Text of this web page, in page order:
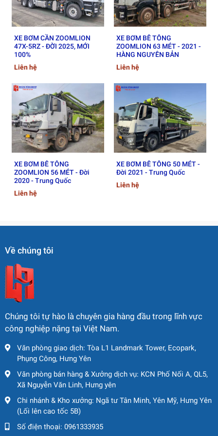
Phù hợp cho các công trình cao tầng, cầu vượt,
nhà xưởng quy mô lớn.
Xe bơm tĩnh (Stationary Pump):
Không có cần vươn, cần kết hợp với đường ống
Được kéo bằng xe tải hoặc đặt cố định tại chỗ.
Phù hợp với các công trình ngõ hẹp, vị trí khó tiếp
cận bằng xe lớn.
Bơm line (Trailer Pump hoặc Ground Pump):
Có thể kéo linh hoạt đến từng vị trí đổ.
Dùng đường ống mềm kéo dài để dẫn bê tông
💡 ƯU ĐIỂM KHI SỬ DỤNG XE
Nâng cao chất lượng đổ bê tông
lượng và áp lực ổn định.
Thi công được ở các vị trí khó, cao, sâu hoặc diện tích
giới hạn.
📌 ỨNG DỤNG THỰC TẾ
Xe bơm bê tông được ứng dụng rộng rãi trong:
Các công trình nhà cao tầng, chung cư, văn phòng.
Cầu, đường, hầm, sân bay, bến cảng.
XE BƠM CẦN ZOOMLION
47X-5RZ - ĐỜI 2025, MỚI
100%
Liên hệ
XE BƠM BÊ TÔNG
ZOOMLION 63 MÉT - 2021 -
HÀNG NGUYÊN BẢN
Liên hệ
XE BƠM BÊ TÔNG
ZOOMLION 56 MÉT - Đời
2020 - Trung Quốc
Liên hệ
XE BƠM BÊ TÔNG 50 MÉT -
Đời 2021 - Trung Quốc
Liên hệ
Về chúng tôi
Chúng tôi tự hào là chuyên gia hàng đầu trong lĩnh vực
công nghiệp nặng tại Việt Nam.
Văn phòng giao dịch: Tòa L1 Landmark Tower, Ecopark,
Phụng Công, Hưng Yên
Văn phòng bán hàng & Xưởng dịch vụ: KCN Phố Nối A, QL5,
Xã Nguyễn Văn Linh, Hưng yên
Chi nhánh & Kho xưởng: Ngã tư Tân Minh, Yên Mỹ, Hưng Yên
(Lối lên cao tốc 5B)
Số điện thoại: 0961333935